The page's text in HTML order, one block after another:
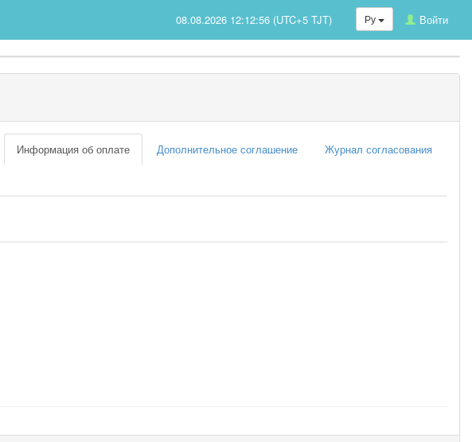
Ру Войти
08.08.2026 12:12:56 (UTC+5 TJT)
Информация об оплате Дополнительное соглашение Журнал согласования